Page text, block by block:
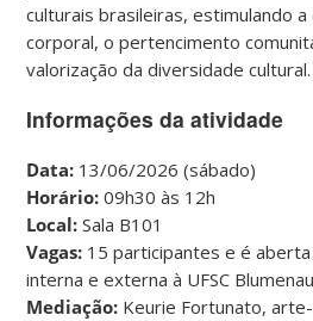
culturais brasileiras, estimulando
corporal, o pertencimento
valorização da diversidade cultural.
Informações da atividade
Data: 13/06/2026 (sábado)
Horário: 09h30 às 12h
Local: Sala B101
Vagas: 15 participantes e é aberta
interna e externa à UFSC
Mediação: Keurie Fortunato,